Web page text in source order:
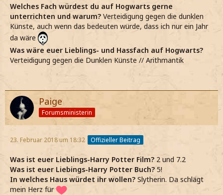
Welches Fach würdest du auf Hogwarts gerne
unterrichten und warum? Verteidigung gegen die dunklen
Künste, auch wenn das bedeuten würde, dass ich nur ein Jahr
da wäre
Was wäre euer Lieblings- und Hassfach auf Hogwarts?
Verteidigung gegen die Dunklen Künste // Arithmantik
Paige
Forumsministerin
23. Februar 2018 um 18:32 Offizieller Beitrag
Was ist euer Lieblings-Harry Potter Film? 2 und 7.2
Was ist euer Liebings-Harry Potter Buch? 5!
In welches Haus würdet ihr wollen? Slytherin. Da schlägt
mein Herz für